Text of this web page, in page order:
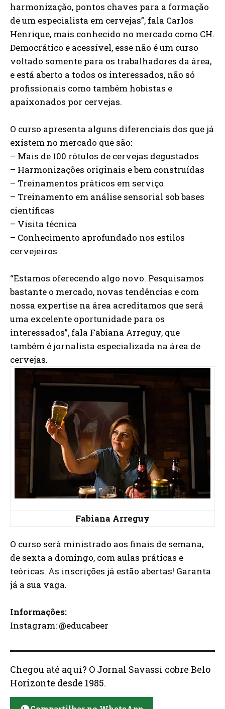
harmonização, pontos chaves para a formação
de um especialista em cervejas”, fala Carlos
Henrique, mais conhecido no mercado como CH.
Democrático e acessível, esse não é um curso
voltado somente para os trabalhadores da área,
e está aberto a todos os interessados, não só
profissionais como também hobistas e
apaixonados por cervejas.
O curso apresenta alguns diferenciais dos que já
existem no mercado que são:
– Mais de 100 rótulos de cervejas degustados
– Harmonizações originais e bem construídas
– Treinamentos práticos em serviço
– Treinamento em análise sensorial sob bases
científicas
– Visita técnica
– Conhecimento aprofundado nos estilos
cervejeiros
“Estamos oferecendo algo novo. Pesquisamos
bastante o mercado, novas tendências e com
nossa expertise na área acreditamos que será
uma excelente oportunidade para os
interessados”, fala Fabiana Arreguy, que
também é jornalista especializada na área de
cervejas.
Fabiana Arreguy
O curso será ministrado aos finais de semana,
de sexta a domingo, com aulas práticas e
teóricas. As inscrições já estão abertas! Garanta
já a sua vaga.
Informações:
Instagram: @educabeer
Chegou até aqui? O Jornal Savassi cobre Belo
Horizonte desde 1985.